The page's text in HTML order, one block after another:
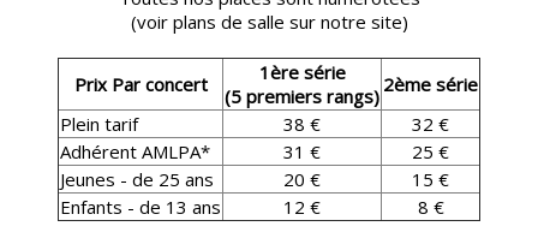
(voir plans de salle sur notre site)
Prix Par concert
1ère série
(5 premiers rangs) 2ème série
Plein tarif
38 €
32 €
Adhérent AMLPA*
31 €
25 €
Jeunes - de 25 ans
20 €
15 €
Enfants - de 13 ans
12 € 8 €